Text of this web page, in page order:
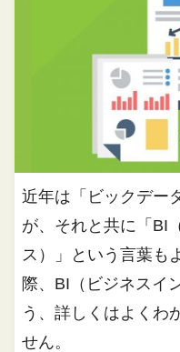
近年は「ビックデー
が、それと共に「BI
ス）」という言葉も
際、BI（ビジネスイ
う、詳しくはよくわ
せん。